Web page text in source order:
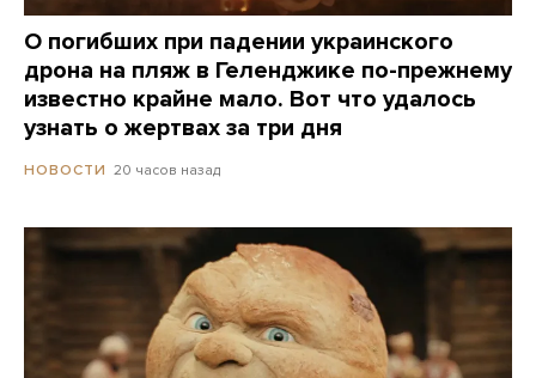
О погибших при падении украинского
дрона на пляж в Геленджике по-прежнему
известно крайне мало. Вот что удалось
узнать о жертвах за три дня
НОВОСТИ 20 часов назад